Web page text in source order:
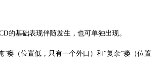
的基础表现伴随发生，也可单独出现。
”瘘（位置低，只有一个外口）和“复杂”瘘（位置